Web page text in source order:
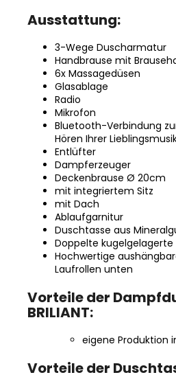
Ausstattung:
3-Wege Duscharmatur
Handbrause mit
6x Massagedüsen
Glasablage
Radio
Mikrofon
Bluetooth-Verbindung
Hören Ihrer
Entlüfter
Dampferzeuger
Deckenbrause Ø 20cm
mit integriertem Sitz
mit Dach
Ablaufgarnitur
Duschtasse aus
Doppelte kugelgelagerte
Hochwertige
Laufrollen unten
Vorteile der
BRILIANT:
eigene Produktion
Vorteile der